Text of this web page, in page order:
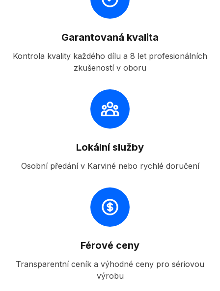
Garantovaná kvalita
Kontrola kvality každého dílu a 8 let profesionálních
zkušeností v oboru
Lokální služby
Osobní předání v Karviné nebo rychlé doručení
Férové ceny
Transparentní ceník a výhodné ceny pro sériovou
výrobu